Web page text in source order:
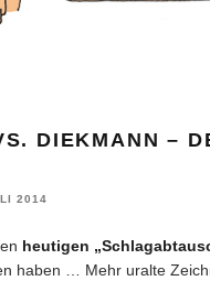
DIEKMANN –
2014
heutigen
haben … Mehr uralte